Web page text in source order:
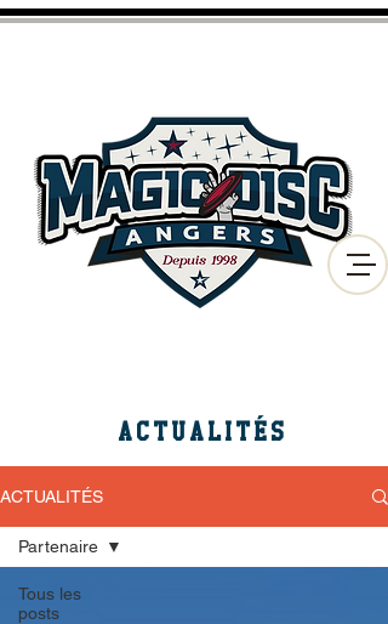
ACTUALITÉS
ACTUALITÉS
Tous les
posts
Partenaire